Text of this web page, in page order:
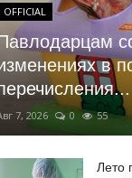
OFFICIAL
в
7, 2026 0 55
Лето